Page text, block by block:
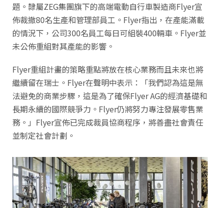
題。隸屬ZEG集團旗下的高端電動自行車製造商Flyer宣
佈裁撤80名生產和管理部員工。Flyer指出，在產能滿載
的情況下，公司300名員工每日可組裝400輛車。Flyer並
未公佈重組對其產能的影響。
Flyer重組計畫的策略重點將放在核心業務而且未來也將
繼續留在瑞士。Flyer在聲明中表示：「我們認為這是無
法避免的商業步驟，這是為了確保Flyer AG的經濟基礎和
長期永續的國際競爭力。Flyer仍將努力專注發展零售業
務。」Flyer宣佈已完成裁員協商程序，將善盡社會責任
並制定社會計劃。